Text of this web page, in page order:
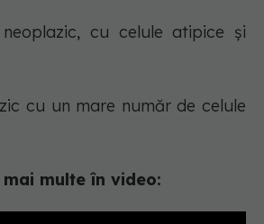
cu celule atipice și
cu un mare număr de celule
mai multe în video: